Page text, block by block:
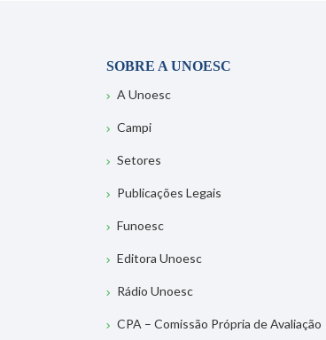
SOBRE A UNOESC
A Unoesc
Campi
Setores
Publicações Legais
Funoesc
Editora Unoesc
Rádio Unoesc
CPA – Comissão Própria de Avaliação